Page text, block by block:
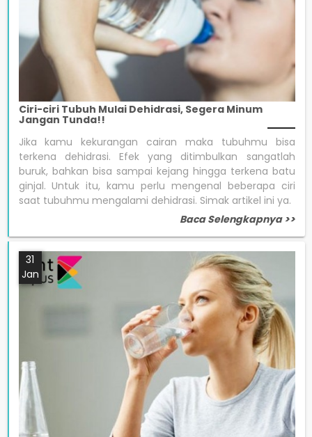
Ciri-ciri Tubuh Mulai Dehidrasi, Segera Minum
Jangan Tunda!!
Jika kamu kekurangan cairan maka tubuhmu bisa
terkena dehidrasi. Efek yang ditimbulkan sangatlah
buruk, bahkan bisa sampai kejang hingga terkena batu
ginjal. Untuk itu, kamu perlu mengenal beberapa ciri
saat tubuhmu mengalami dehidrasi. Simak artikel ini ya.
Baca Selengkapnya >>
31
Jan